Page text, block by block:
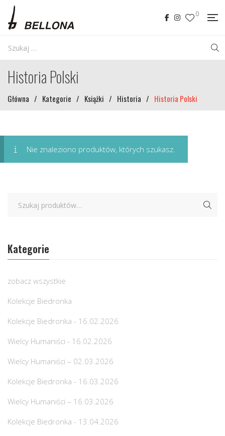
0
Historia Polski
Główna / Kategorie / Książki / Historia / Historia Polski
Nie znaleziono produktów, których szukasz.
Kategorie
zobacz wszystkie
Kolekcje Biedronka
Kolekcje Biedronka - 16.02.2026
Wielcy Humaniści - 16.02.2026
Wielcy Humaniści – 02.03.2026
Kolekcje Biedronka - 16.03.2026
Wielcy Humaniści – 16.03.2026
Kolekcje Biedronka - 13.04.2026